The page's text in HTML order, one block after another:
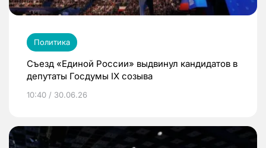
Политика
Съезд «Единой России» выдвинул кандидатов в
депутаты Госдумы IX созыва
10:40 / 30.06.26